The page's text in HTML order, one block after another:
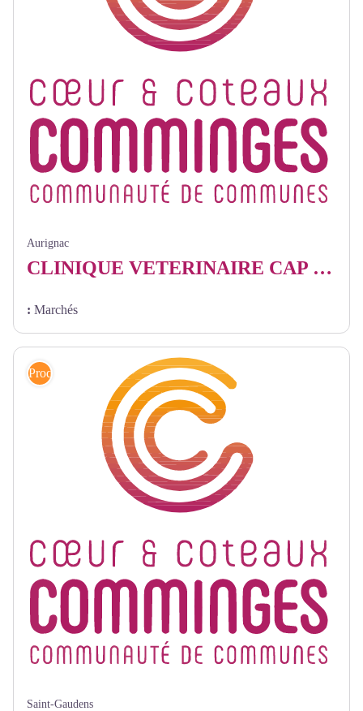
Aurignac
CLINIQUE VETERINAIRE CAP D ARMAS
: Marchés
Produits locaux
Saint-Gaudens